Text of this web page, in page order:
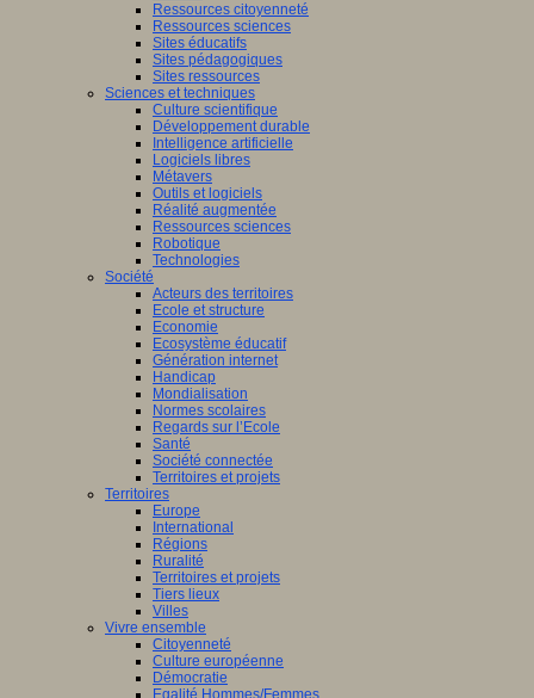
Ressources citoyenneté
Ressources sciences
Sites éducatifs
Sites pédagogiques
Sites ressources
Sciences et techniques
Culture scientifique
Développement durable
Intelligence artificielle
Logiciels libres
Métavers
Outils et logiciels
Réalité augmentée
Ressources sciences
Robotique
Technologies
Société
Acteurs des territoires
Ecole et structure
Economie
Ecosystème éducatif
Génération internet
Handicap
Mondialisation
Normes scolaires
Regards sur l’Ecole
Santé
Société connectée
Territoires et projets
Territoires
Europe
International
Régions
Ruralité
Territoires et projets
Tiers lieux
Villes
Vivre ensemble
Citoyenneté
Culture européenne
Démocratie
Egalité Hommes/Femmes